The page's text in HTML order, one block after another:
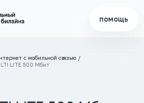
помощь
с мобильной связью
LITE 500 Мбит